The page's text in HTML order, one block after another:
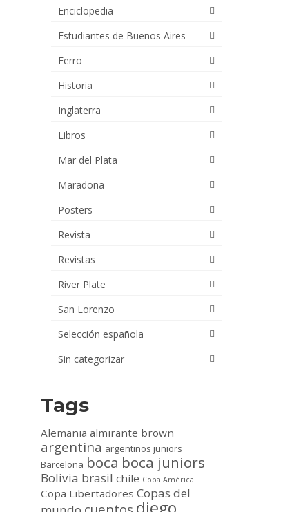
Enciclopedia
Estudiantes de Buenos Aires
Ferro
Historia
Inglaterra
Libros
Mar del Plata
Maradona
Posters
Revista
Revistas
River Plate
San Lorenzo
Selección española
Sin categorizar
Tags
Alemania almirante brown
argentina argentinos juniors
Barcelona boca boca juniors
Bolivia brasil chile Copa América
Copa Libertadores Copas del